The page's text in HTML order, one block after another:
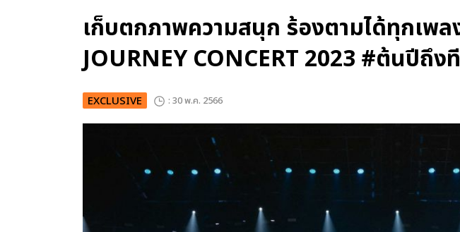
เก็บตกภาพความสนุก ร้องตามได้ทุกเพล
JOURNEY CONCERT 2023 #ต้นปีถึง
EXCLUSIVE : 30 พ.ค. 2566